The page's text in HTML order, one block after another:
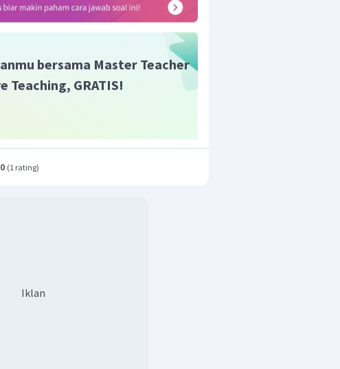
yang melewati lampu adalah 10
benar adalah B.
bersama Master Teacher
Teaching, GRATIS!
(1 rating)
Iklan